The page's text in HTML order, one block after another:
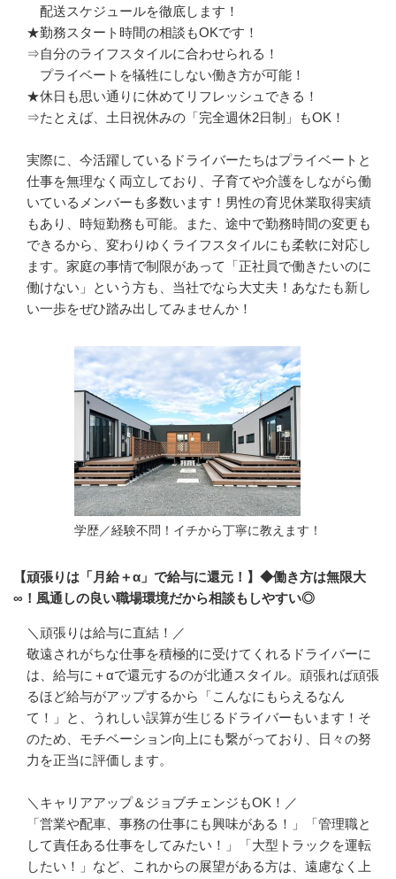
配送スケジュールを徹底します！
★勤務スタート時間の相談もOKです！
⇒自分のライフスタイルに合わせられる！
プライベートを犠牲にしない働き方が可能！
★休日も思い通りに休めてリフレッシュできる！
⇒たとえば、土日祝休みの「完全週休2日制」もOK！
実際に、今活躍しているドライバーたちはプライベートと
仕事を無理なく両立しており、子育てや介護をしながら働
いているメンバーも多数います！男性の育児休業取得実績
もあり、時短勤務も可能。また、途中で勤務時間の変更も
できるから、変わりゆくライフスタイルにも柔軟に対応し
ます。家庭の事情で制限があって「正社員で働きたいのに
働けない」という方も、当社でなら大丈夫！あなたも新し
い一歩をぜひ踏み出してみませんか！
学歴／経験不問！イチから丁寧に教えます！
【頑張りは「月給＋α」で給与に還元！】◆働き方は無限大
∞！風通しの良い職場環境だから相談もしやすい◎
＼頑張りは給与に直結！／
敬遠されがちな仕事を積極的に受けてくれるドライバーに
は、給与に＋αで還元するのが北通スタイル。頑張れば頑張
るほど給与がアップするから「こんなにもらえるなん
て！」と、うれしい誤算が生じるドライバーもいます！そ
のため、モチベーション向上にも繋がっており、日々の努
力を正当に評価します。
＼キャリアアップ＆ジョブチェンジもOK！／
「営業や配車、事務の仕事にも興味がある！」「管理職と
して責任ある仕事をしてみたい！」「大型トラックを運転
したい！」など、これからの展望がある方は、遠慮なく上